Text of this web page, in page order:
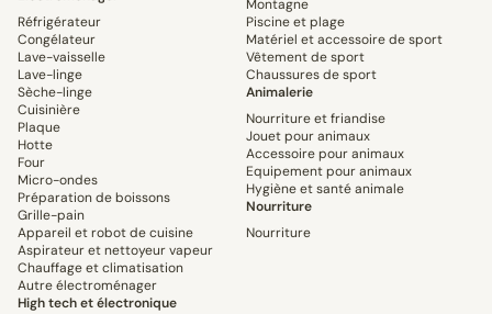
Réfrigérateur
Congélateur
Lave-vaisselle
Lave-linge
Sèche-linge
Cuisinière
Plaque
Hotte
Four
Micro-ondes
Préparation de boissons
Grille-pain
Appareil et robot de cuisine
Aspirateur et nettoyeur vapeur
Chauffage et climatisation
Autre électroménager
High tech et électronique
Montagne
Piscine et plage
Matériel et accessoire de sport
Vêtement de sport
Chaussures de sport
Animalerie
Nourriture et friandise
Jouet pour animaux
Accessoire pour animaux
Equipement pour animaux
Hygiène et santé animale
Nourriture
Nourriture